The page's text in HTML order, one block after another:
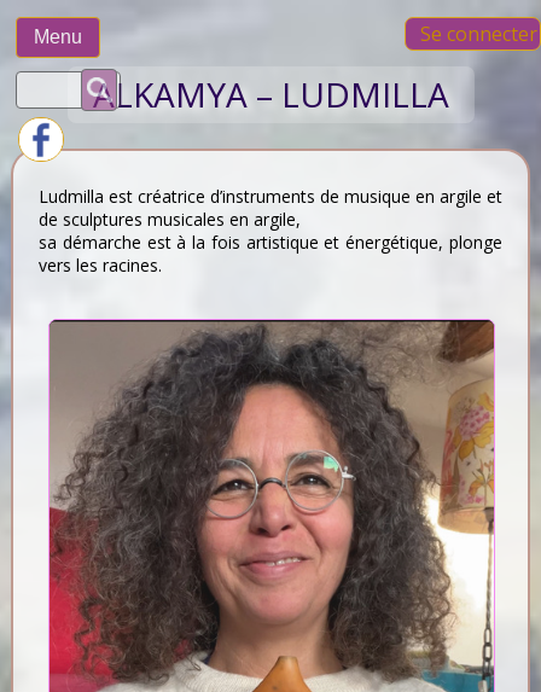
Menu Se connecter
Rechercher :ALKAMYA – LUDMILLA
Ludmilla est créatrice d’instruments de musique en argile et
de sculptures musicales en argile,
sa démarche est à la fois artistique et énergétique, plonge
vers les racines.